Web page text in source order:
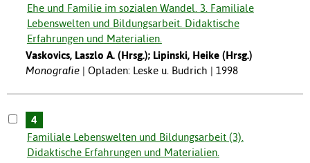
Ehe und Familie im sozialen Wandel. 3. Familiale
Lebenswelten und Bildungsarbeit. Didaktische
Erfahrungen und Materialien.
Vaskovics, Laszlo A. (Hrsg.); Lipinski, Heike (Hrsg.)
Monografie
Opladen: Leske u. Budrich | 1998
4
Familiale Lebenswelten und Bildungsarbeit (3).
Didaktische Erfahrungen und Materialien.